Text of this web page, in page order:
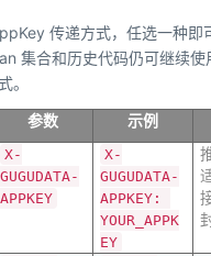
传递方式，任选一种即
集合和历史代码仍可继续使
。
参数 示例
X-
GUGUDATA-
APPKEY
X-
GUGUDATA-
APPKEY:
YOUR_APPK
EY